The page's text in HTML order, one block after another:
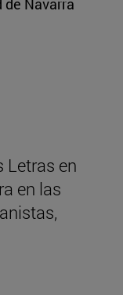
Navarra
Letras en
en las